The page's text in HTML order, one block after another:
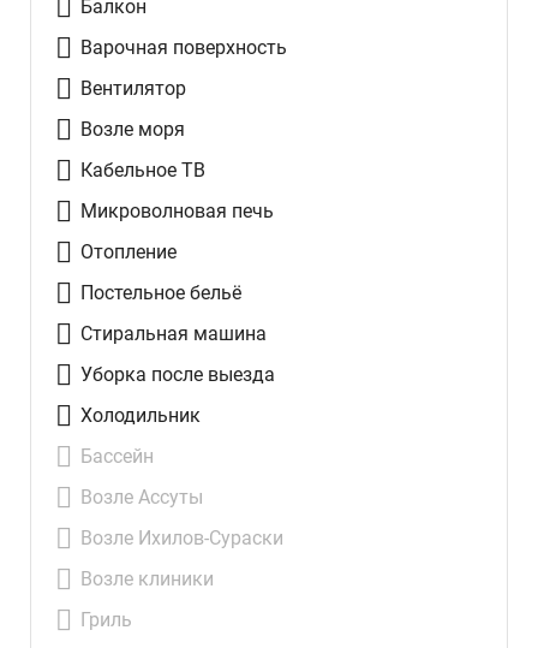
Балкон
Варочная поверхность
Вентилятор
Возле моря
Кабельное ТВ
Микроволновая печь
Отопление
Постельное бельё
Стиральная машина
Уборка после выезда
Холодильник
Бассейн
Возле Ассуты
Возле Ихилов-Сураски
Возле клиники
Гриль